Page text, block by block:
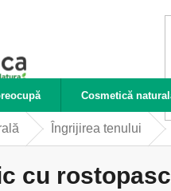
Cosmetică
Îngrijirea tenului
cu